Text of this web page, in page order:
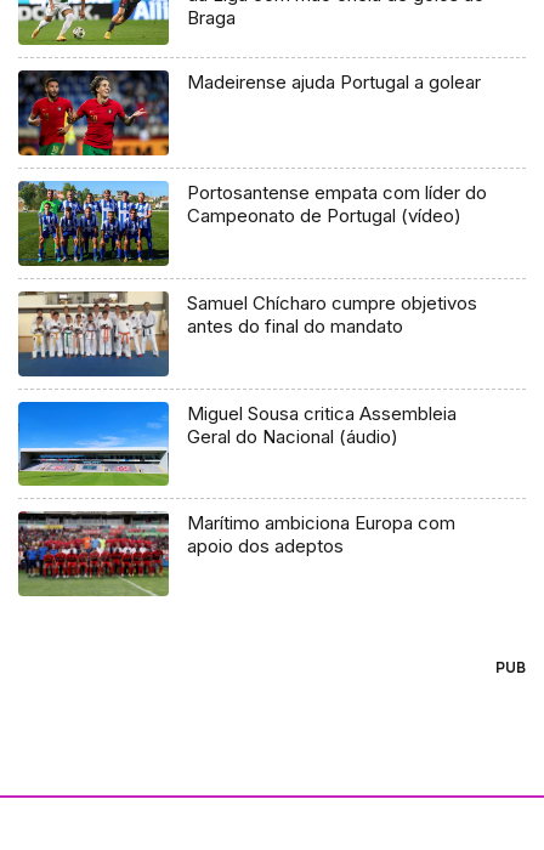
Braga
Madeirense ajuda Portugal a golear
Portosantense empata com líder do
Campeonato de Portugal (vídeo)
Samuel Chícharo cumpre objetivos
antes do final do mandato
Miguel Sousa critica Assembleia
Geral do Nacional (áudio)
Marítimo ambiciona Europa com
apoio dos adeptos
PUB